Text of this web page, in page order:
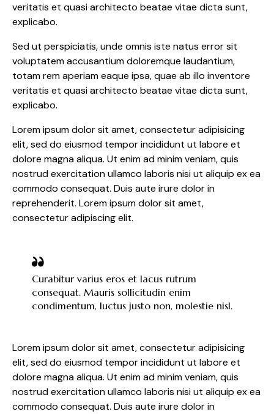
veritatis et quasi architecto beatae vitae dicta sunt,
explicabo.
Sed ut perspiciatis, unde omnis iste natus error sit
voluptatem accusantium doloremque laudantium,
totam rem aperiam eaque ipsa, quae ab illo inventore
veritatis et quasi architecto beatae vitae dicta sunt,
explicabo.
Lorem ipsum dolor sit amet, consectetur adipisicing
elit, sed do eiusmod tempor incididunt ut labore et
dolore magna aliqua. Ut enim ad minim veniam, quis
nostrud exercitation ullamco laboris nisi ut aliquip ex ea
commodo consequat. Duis aute irure dolor in
reprehenderit. Lorem ipsum dolor sit amet,
consectetur adipiscing elit.
Curabitur varius eros et lacus rutrum
consequat. Mauris sollicitudin enim
condimentum, luctus justo non, molestie nisl.
Lorem ipsum dolor sit amet, consectetur adipisicing
elit, sed do eiusmod tempor incididunt ut labore et
dolore magna aliqua. Ut enim ad minim veniam, quis
nostrud exercitation ullamco laboris nisi ut aliquip ex ea
commodo consequat. Duis aute irure dolor in